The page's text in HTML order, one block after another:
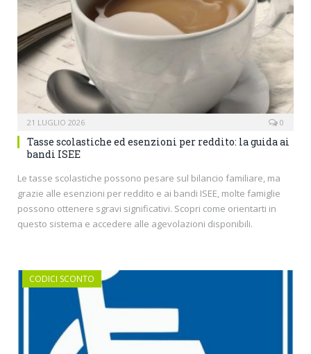
21 LUGLIO 2026 0
Tasse scolastiche ed esenzioni per reddito: la guida ai
bandi ISEE
Le tasse scolastiche possono pesare sul bilancio familiare, ma
grazie alle esenzioni per reddito e ai bandi ISEE, molte famiglie
possono ottenere sgravi significativi. Scopri come orientarti in
questo sistema e accedere alle agevolazioni disponibili.
CODICI SCONTO